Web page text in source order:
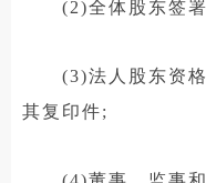
(2)全体股东签署
(3)法人股东资格
其复印件;